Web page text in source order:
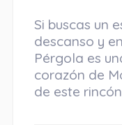
Si buscas un
descanso y
Pérgola es
corazón de
de este